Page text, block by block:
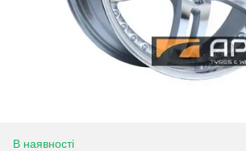
В наявності